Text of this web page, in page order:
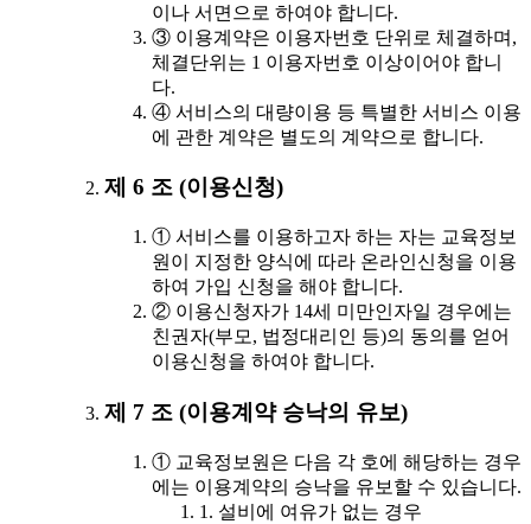
이나 서면으로 하여야 합니다.
③ 이용계약은 이용자번호 단위로 체결하며,
체결단위는 1 이용자번호 이상이어야 합니
다.
④ 서비스의 대량이용 등 특별한 서비스 이용
에 관한 계약은 별도의 계약으로 합니다.
제 6 조 (이용신청)
① 서비스를 이용하고자 하는 자는 교육정보
원이 지정한 양식에 따라 온라인신청을 이용
하여 가입 신청을 해야 합니다.
② 이용신청자가 14세 미만인자일 경우에는
친권자(부모, 법정대리인 등)의 동의를 얻어
이용신청을 하여야 합니다.
제 7 조 (이용계약 승낙의 유보)
① 교육정보원은 다음 각 호에 해당하는 경우
에는 이용계약의 승낙을 유보할 수 있습니다.
1. 설비에 여유가 없는 경우